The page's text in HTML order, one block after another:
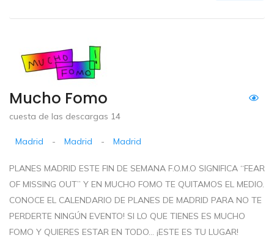
Mucho Fomo
cuesta de las descargas 14
Madrid - Madrid - Madrid
PLANES MADRID ESTE FIN DE SEMANA F.O.M.O SIGNIFICA “FEAR
OF MISSING OUT” Y EN MUCHO FOMO TE QUITAMOS EL MEDIO.
CONOCE EL CALENDARIO DE PLANES DE MADRID PARA NO TE
PERDERTE NINGÚN EVENTO! SI LO QUE TIENES ES MUCHO
FOMO Y QUIERES ESTAR EN TODO… ¡ESTE ES TU LUGAR!